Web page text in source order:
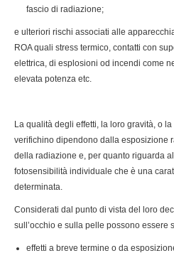
fascio di radiazione;
e ulteriori rischi associati alle
ROA quali stress termico, contatti con
elettrica, di esplosioni od incendi come
elevata potenza etc.
La qualità degli effetti, la loro gravità, o
verifichino dipendono dalla esposizione
della radiazione e, per quanto riguarda
fotosensibilità individuale che è una
determinata.
Considerati dal punto di vista del loro
sull’occhio e sulla pelle possono essere
effetti a breve termine o da